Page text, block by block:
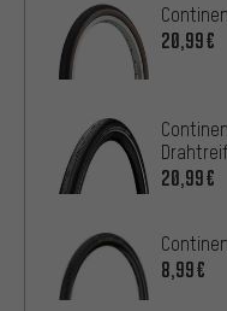
20,99€
20,99€
8,99€